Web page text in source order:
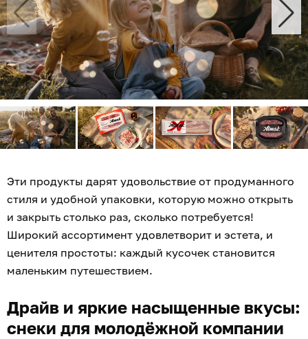
Эти продукты дарят удовольствие от продуманного
стиля и удобной упаковки, которую можно открыть
и закрыть столько раз, сколько потребуется!
Широкий ассортимент удовлетворит и эстета, и
ценителя простоты: каждый кусочек становится
маленьким путешествием.
Драйв и яркие насыщенные вкусы:
снеки для молодёжной компании